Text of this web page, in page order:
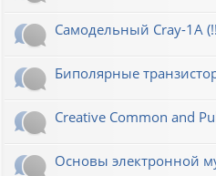
Cамодельный Cray-1A
Биполярные
Creative Common and
Основы электронной